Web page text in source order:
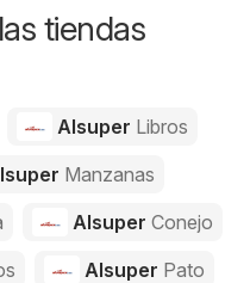
tiendas
Alsuper Libros
Manzanas
Alsuper Conejo
Alsuper Pato